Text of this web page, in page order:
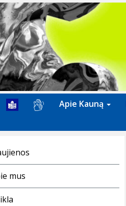
Apie Kauną
mus